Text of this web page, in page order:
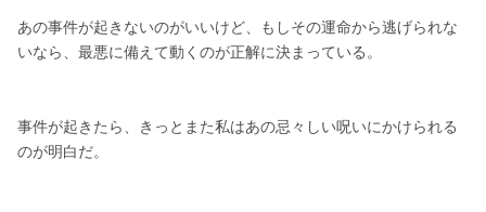
あの事件が起きないのがいいけど、もしその運命から逃げられな
いなら、最悪に備えて動くのが正解に決まっている。
事件が起きたら、きっとまた私はあの忌々しい呪いにかけられる
のが明白だ。